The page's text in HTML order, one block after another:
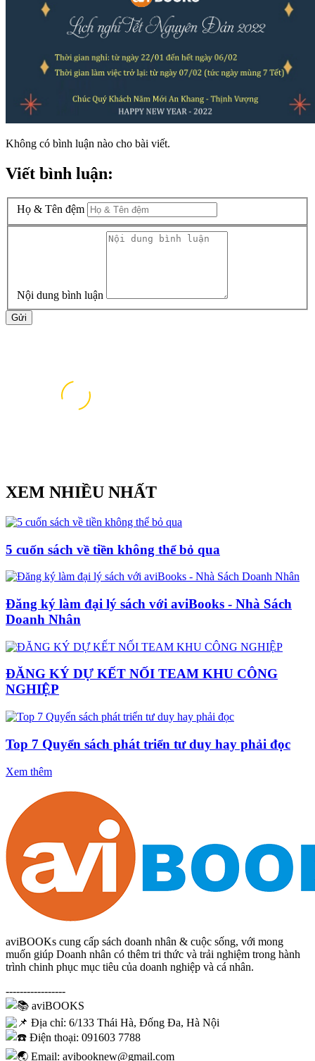
Không có bình luận nào cho bài viết.
Viết bình luận:
Họ & Tên đệm
Nội dung bình luận
Gửi
XEM NHIỀU NHẤT
5 cuốn sách về tiền không thể bỏ qua
Đăng ký làm đại lý sách với aviBooks - Nhà Sách
Doanh Nhân
ĐĂNG KÝ DỰ KẾT NỐI TEAM KHU CÔNG
NGHIỆP
Top 7 Quyển sách phát triển tư duy hay phải đọc
Xem thêm
aviBOOKs cung cấp sách doanh nhân & cuộc sống, với mong
muốn giúp Doanh nhân có thêm tri thức và trải nghiệm trong hành
trình chinh phục mục tiêu của doanh nghiệp và cá nhân.
-----------------
aviBOOKS
Địa chỉ: 6/133 Thái Hà, Đống Đa, Hà Nội
Điện thoại: 091603 7788
Email: avibooknew@gmail.com